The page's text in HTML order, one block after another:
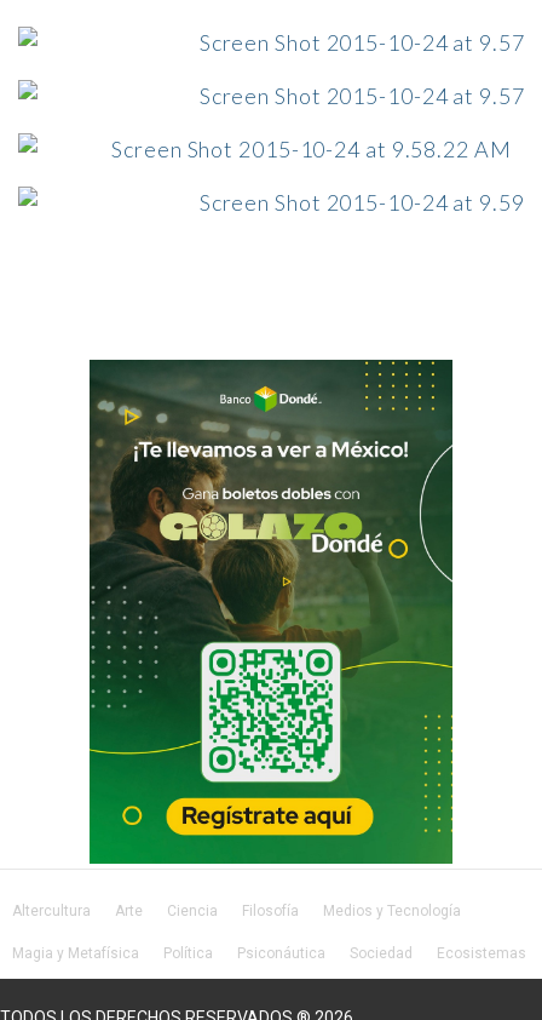
Altercultura Arte Ciencia Filosofía Medios y Tecnología
Magia y Metafísica Política Psiconáutica Sociedad Ecosistemas